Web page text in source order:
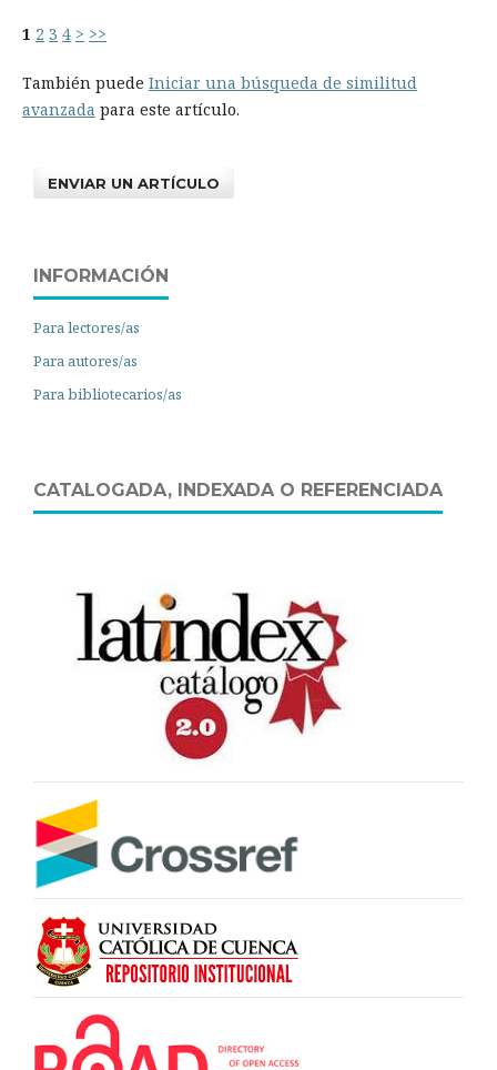
1 2 3 4 > >>
También puede Iniciar una búsqueda de similitud
avanzada para este artículo.
ENVIAR UN ARTÍCULO
INFORMACIÓN
Para lectores/as
Para autores/as
Para bibliotecarios/as
CATALOGADA, INDEXADA O REFERENCIADA